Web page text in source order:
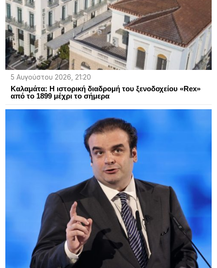
5 Αυγούστου 2026, 21:20
Καλαμάτα: Η ιστορική διαδρομή του ξενοδοχείου «Rex»
από το 1899 μέχρι το σήμερα